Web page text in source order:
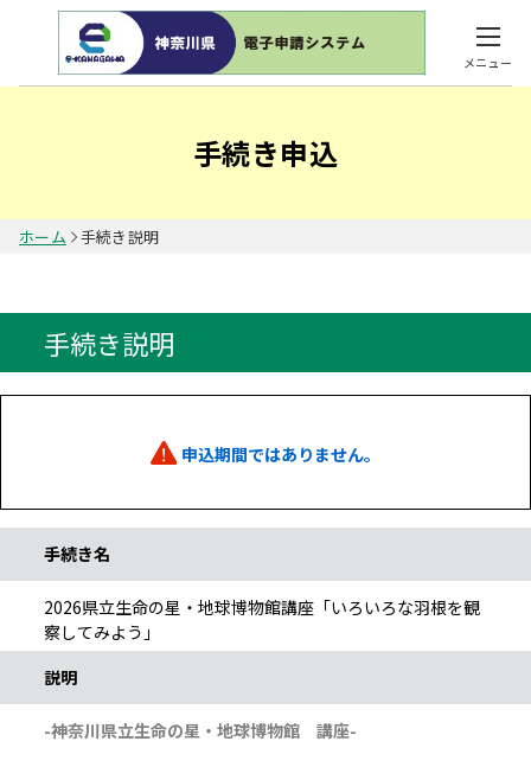
メニュー
手続き申込
ホーム 手続き説明
手続き説明
申込期間ではありません。
手続き名
2026県立生命の星・地球博物館講座「いろいろな羽根を観
察してみよう」
説明
-神奈川県立生命の星・地球博物館 講座-